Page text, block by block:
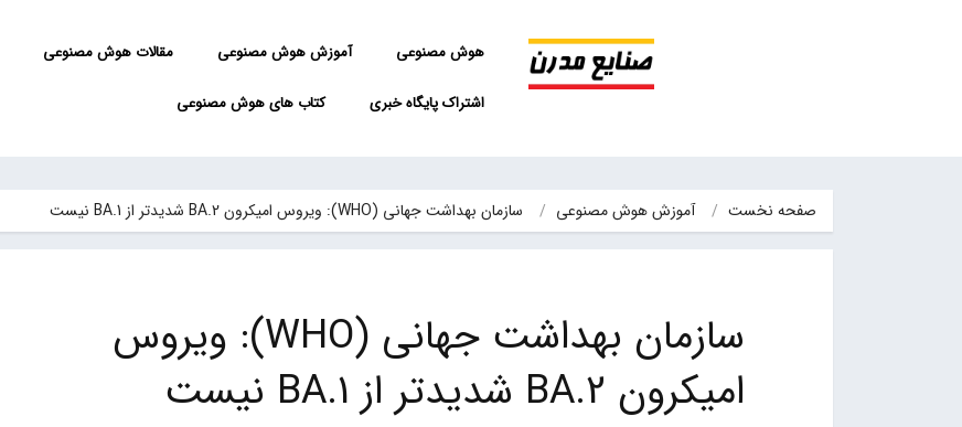
هوش مصنوعی آموزش هوش مصنوعی مقالات هوش مصنوعی
اشتراک پایگاه خبری کتاب های هوش مصنوعی
صفحه نخست آموزش هوش مصنوعی سازمان بهداشت جهانی (WHO): ویروس امیکرون BA.2 شدیدتر از BA.1 نیست
سازمان بهداشت جهانی (WHO): ویروس
امیکرون BA.2 شدیدتر از BA.1 نیست